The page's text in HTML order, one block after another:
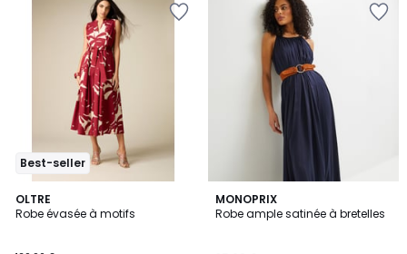
Best-seller
OLTRE
Robe évasée à motifs
4
Couleurs
MONOPRIX
Robe ample satinée à bretelles
5
/
4
Couleurs